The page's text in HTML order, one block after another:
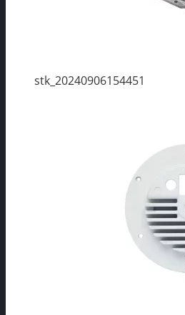
stk_20240906154451